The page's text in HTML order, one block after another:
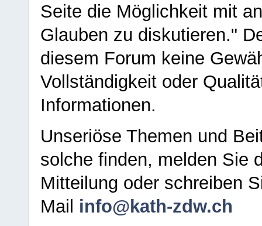
Seite die Möglichkeit mit
Glauben zu diskutieren."
diesem Forum keine
Vollständigkeit oder
Informationen.
Unseriöse Themen und
solche finden, melden Sie
Mitteilung oder schreiben
Mail info@kath-zdw.ch